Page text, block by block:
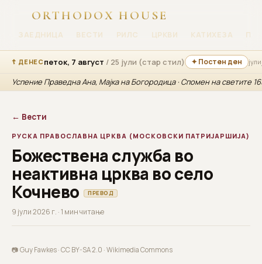
ORTHODOX HOUSE
ЗАЕДНИЦА ВЕСТИ РИЛС ЦРКВИ КАТИХЕЗА
☦ ДЕНЕСпеток, 7 август / 25 јули (стар стил) ✦ Постен ден
Успение Праведна Ана, Мајка на Богородица · Спомен на светите
← Вести
РУСКА ПРАВОСЛАВНА ЦРКВА (МОСКОВСКИ ПАТРИЈАРШИЈА)
Божествена служба во
неактивна црква во село
Кочнево
ПРЕВОД
9 јули 2026 г. · 1 мин читање
📷 Guy Fawkes · CC BY-SA 2.0 · Wikimedia Commons